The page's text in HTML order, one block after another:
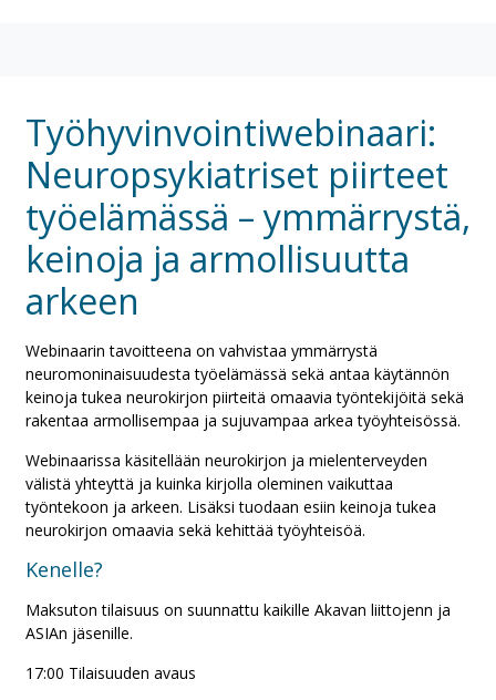
Työhyvinvointiwebinaari:
Neuropsykiatriset piirteet
työelämässä – ymmärrystä,
keinoja ja armollisuutta
arkeen
Webinaarin tavoitteena on vahvistaa ymmärrystä
neuromoninaisuudesta työelämässä sekä antaa käytännön
keinoja tukea neurokirjon piirteitä omaavia työntekijöitä sekä
rakentaa armollisempaa ja sujuvampaa arkea työyhteisössä.
Webinaarissa käsitellään neurokirjon ja mielenterveyden
välistä yhteyttä ja kuinka kirjolla oleminen vaikuttaa
työntekoon ja arkeen. Lisäksi tuodaan esiin keinoja tukea
neurokirjon omaavia sekä kehittää työyhteisöä.
Kenelle?
Maksuton tilaisuus on suunnattu kaikille Akavan liittojenn ja
ASIAn jäsenille.
17:00 Tilaisuuden avaus